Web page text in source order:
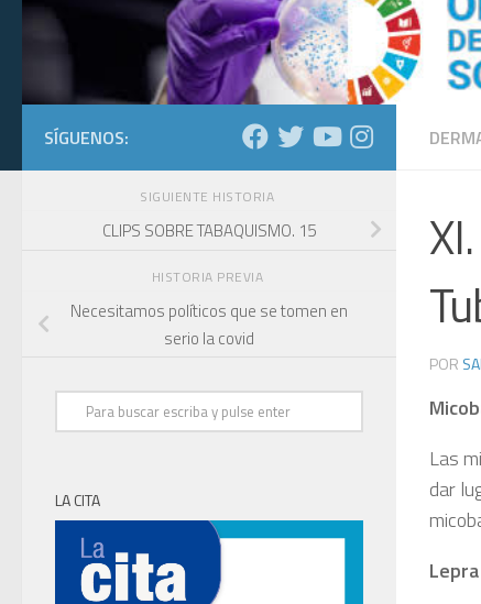
POR
Las
dar
SÍGUENOS:
SIGUIENTE HISTORIA
CLIPS SOBRE TABAQUISMO. 15
HISTORIA PREVIA
Necesitamos políticos que se tomen en
serio la covid
LA CITA